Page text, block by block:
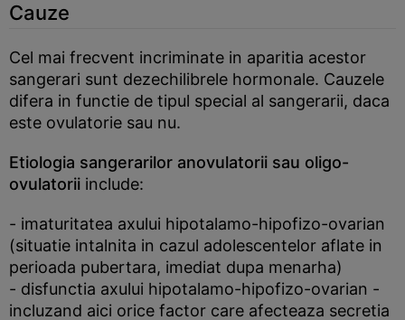
Cauze
Cel mai frecvent incriminate in aparitia acestor
sangerari sunt dezechilibrele hormonale. Cauzele
difera in functie de tipul special al sangerarii, daca
este ovulatorie sau nu.
Etiologia sangerarilor anovulatorii sau oligo-
ovulatorii include:
- imaturitatea axului hipotalamo-hipofizo-ovarian
(situatie intalnita in cazul adolescentelor aflate in
perioada pubertara, imediat dupa menarha)
- disfunctia axului hipotalamo-hipofizo-ovarian -
incluzand aici orice factor care afecteaza secretia